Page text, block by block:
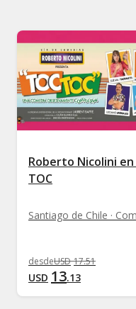
Roberto Nicolini en
TOC
Santiago de Chile ·
desdeUSD 17.51
USD 13.13